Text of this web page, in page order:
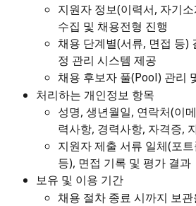
지원자 정보(이력서, 자기
수집 및 채용전형 진행
채용 단계별(서류, 면접 등)
정 관리 시스템 제공
채용 후보자 풀(Pool) 관리
처리하는 개인정보 항목
성명, 생년월일, 연락처(이
력사항, 경력사항, 자격증,
지원자 제출 서류 일체(포
등), 면접 기록 및 평가 결과
보유 및 이용 기간
채용 절차 종료 시까지 보